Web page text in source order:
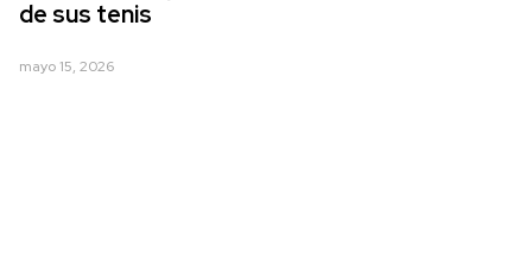
de sus tenis
mayo 15, 2026